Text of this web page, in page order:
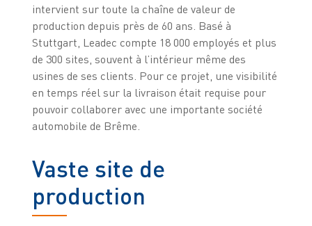
intervient sur toute la chaîne de valeur de
production depuis près de 60 ans. Basé à
Stuttgart, Leadec compte 18 000 employés et plus
de 300 sites, souvent à l’intérieur même des
usines de ses clients. Pour ce projet, une visibilité
en temps réel sur la livraison était requise pour
pouvoir collaborer avec une importante société
automobile de Brême.
Vaste site de
production